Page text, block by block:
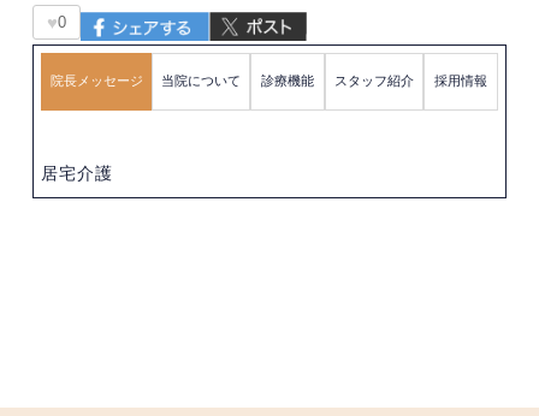
♥0
院長メッセージ 当院について 診療機能 スタッフ紹介 採用情報
居宅介護